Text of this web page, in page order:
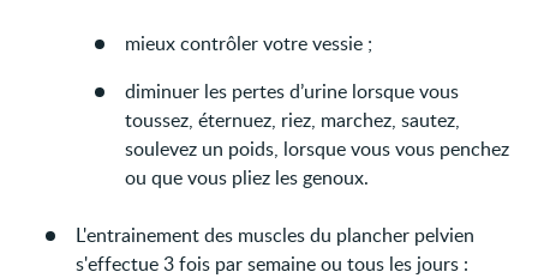
mieux contrôler votre vessie ;
diminuer les pertes d’urine lorsque vous
toussez, éternuez, riez, marchez, sautez,
soulevez un poids, lorsque vous vous penchez
ou que vous pliez les genoux.
L'entrainement des muscles du plancher pelvien
s'effectue 3 fois par semaine ou tous les jours :